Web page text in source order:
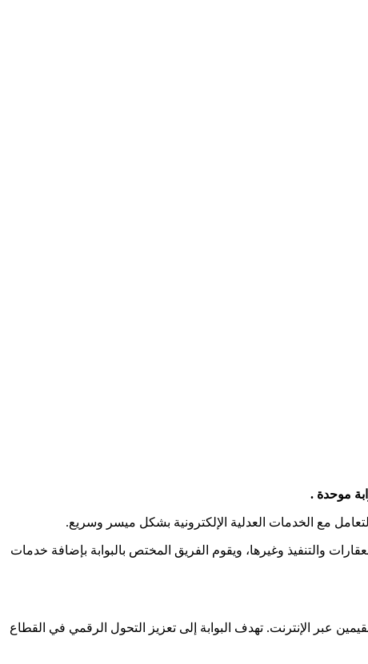
موحدة .
مع الخدمات العدلية الإلكترونية بشكل ميسر وسريع.
والتنفيذ وغيرها، ويقوم الفريق المختص بالبوابة بإضافة خدمات
عبر الإنترنت. تهدف البوابة إلى تعزيز التحول الرقمي في القطاع